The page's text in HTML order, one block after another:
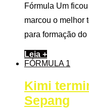
Fórmula Um
marcou o melhor
para formação
Leia +
FÓRMULA 1
Kimi
Sepang